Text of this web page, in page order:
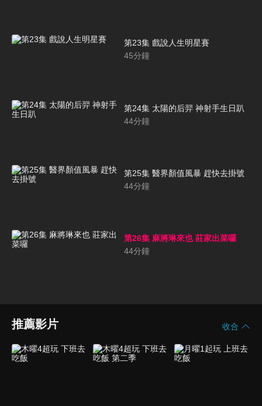
第23集 戲說人生明星賽
45分鐘
第24集 太陽的后羿 神射手生日趴
44分鐘
第25集 醫界顏值風暴 趕快去掛號
44分鐘
第26集 麻將琳來也 莊家出菜囉
44分鐘
推薦影片 收合